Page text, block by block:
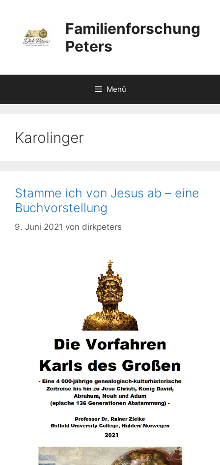
springen
Familienforschung
Peters
Menü
Karolinger
Stamme ich von Jesus ab – eine
Buchvorstellung
9. Juni 2021 von dirkpeters